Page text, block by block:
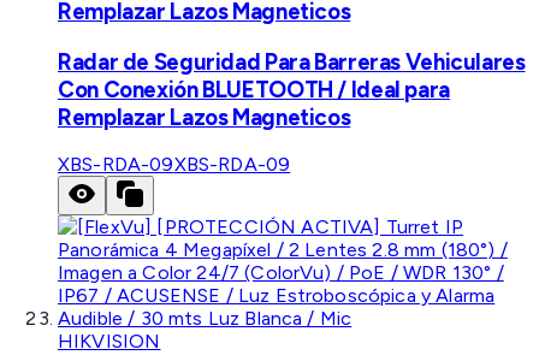
Remplazar Lazos Magneticos
Radar de Seguridad Para Barreras Vehiculares
Con Conexión BLUETOOTH / Ideal para
Remplazar Lazos Magneticos
XBS-RDA-09XBS-RDA-09
HIKVISION